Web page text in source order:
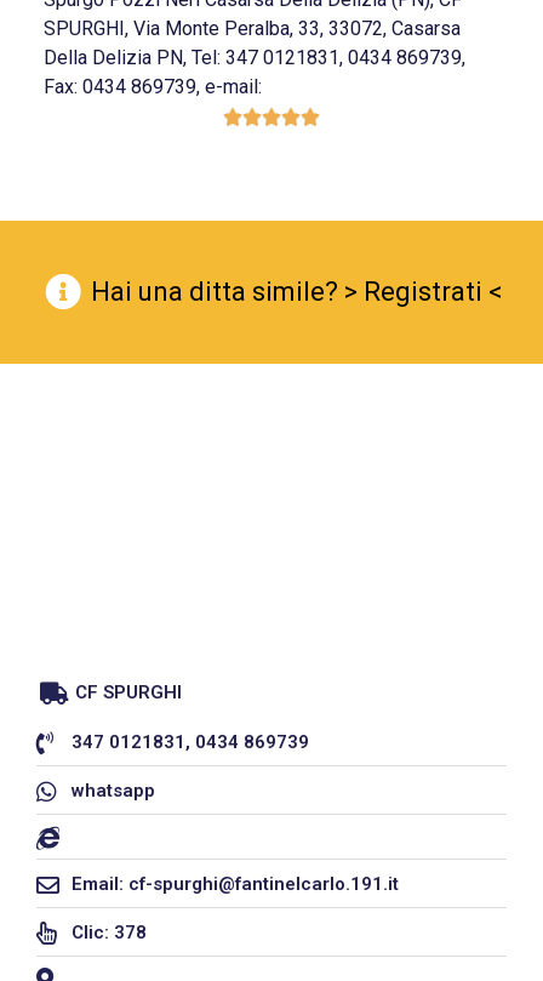
SPURGHI, Via Monte Peralba, 33, 33072, Casarsa
Della Delizia PN, Tel: 347 0121831, 0434 869739,
Fax: 0434 869739, e-mail:

Hai una ditta simile? > Registrati <
CF SPURGHI
347 0121831, 0434 869739
whatsapp
Email: cf-spurghi@fantinelcarlo.191.it
Clic: 378